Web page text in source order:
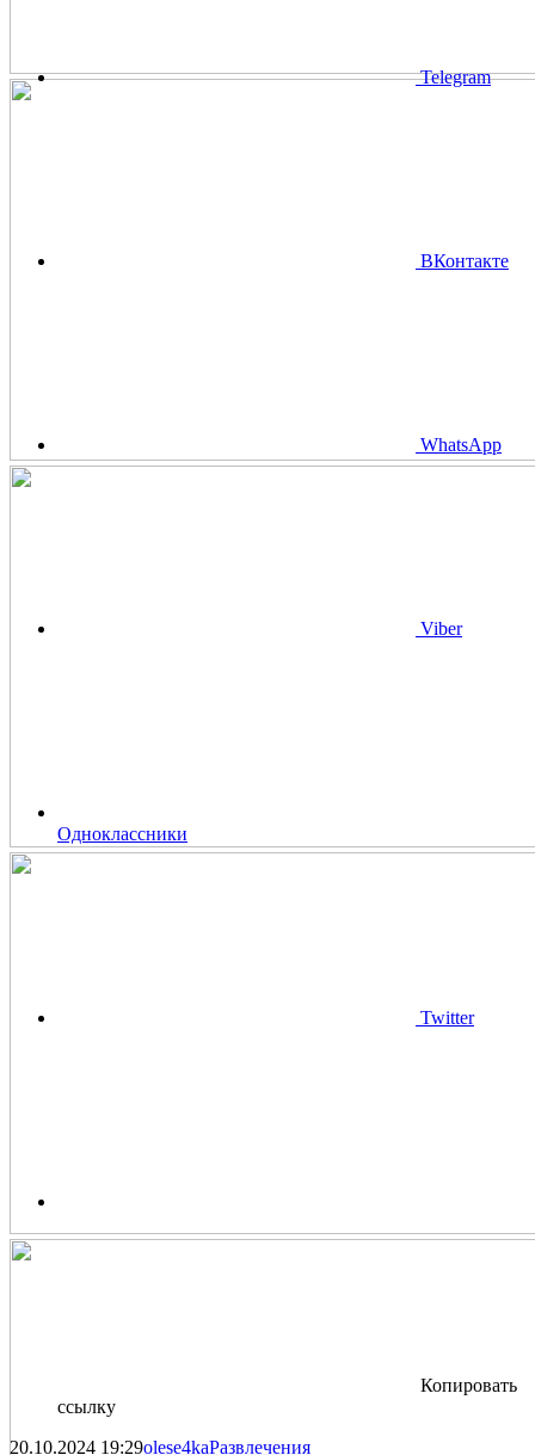
Telegram
ВКонтакте
WhatsApp
Viber
Одноклассники
Twitter
Копировать
ссылку
20.10.2024 19:29olese4kaРазвлечения